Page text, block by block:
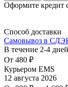
Оформите кредит
Способ доставки
Самовывоз в
В течение 2-4 дней
От 480 ₽
Курьером EMS
12 августа 2026